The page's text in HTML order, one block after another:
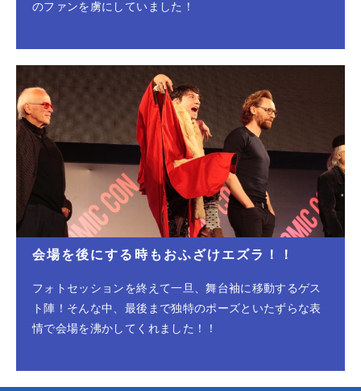
のファンを虜にしていました！
会場を後にする時もおふざけエズラ！！
フォトセッションを終えて一旦、舞台袖に移動するゲス
ト陣！そんな中、最後まで独特のポーズといたずらな表
情で会場を沸かしてくれました！！